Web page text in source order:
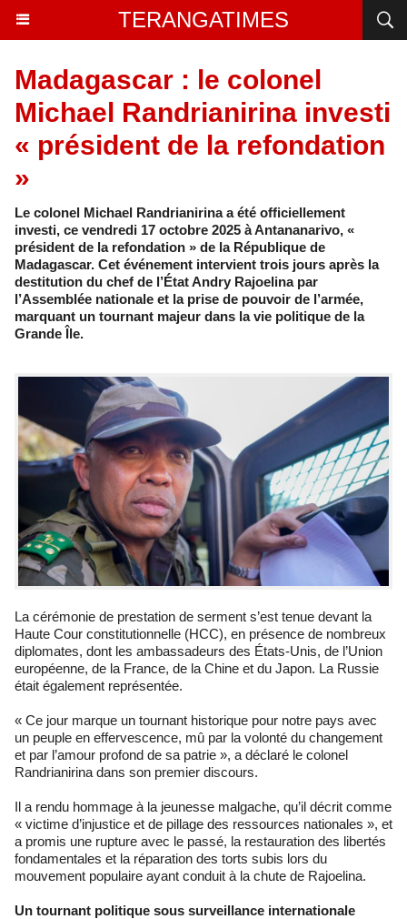
TERANGATIMES
Madagascar : le colonel
Michael Randrianirina investi
« président de la refondation
»
Le colonel Michael Randrianirina a été officiellement
investi, ce vendredi 17 octobre 2025 à Antananarivo, «
président de la refondation » de la République de
Madagascar. Cet événement intervient trois jours après la
destitution du chef de l’État Andry Rajoelina par
l’Assemblée nationale et la prise de pouvoir de l’armée,
marquant un tournant majeur dans la vie politique de la
Grande Île.
La cérémonie de prestation de serment s’est tenue devant la
Haute Cour constitutionnelle (HCC), en présence de nombreux
diplomates, dont les ambassadeurs des États-Unis, de l’Union
européenne, de la France, de la Chine et du Japon. La Russie
était également représentée.
« Ce jour marque un tournant historique pour notre pays avec
un peuple en effervescence, mû par la volonté du changement
et par l’amour profond de sa patrie », a déclaré le colonel
Randrianirina dans son premier discours.
Il a rendu hommage à la jeunesse malgache, qu’il décrit comme
« victime d’injustice et de pillage des ressources nationales », et
a promis une rupture avec le passé, la restauration des libertés
fondamentales et la réparation des torts subis lors du
mouvement populaire ayant conduit à la chute de Rajoelina.
Un tournant politique sous surveillance internationale